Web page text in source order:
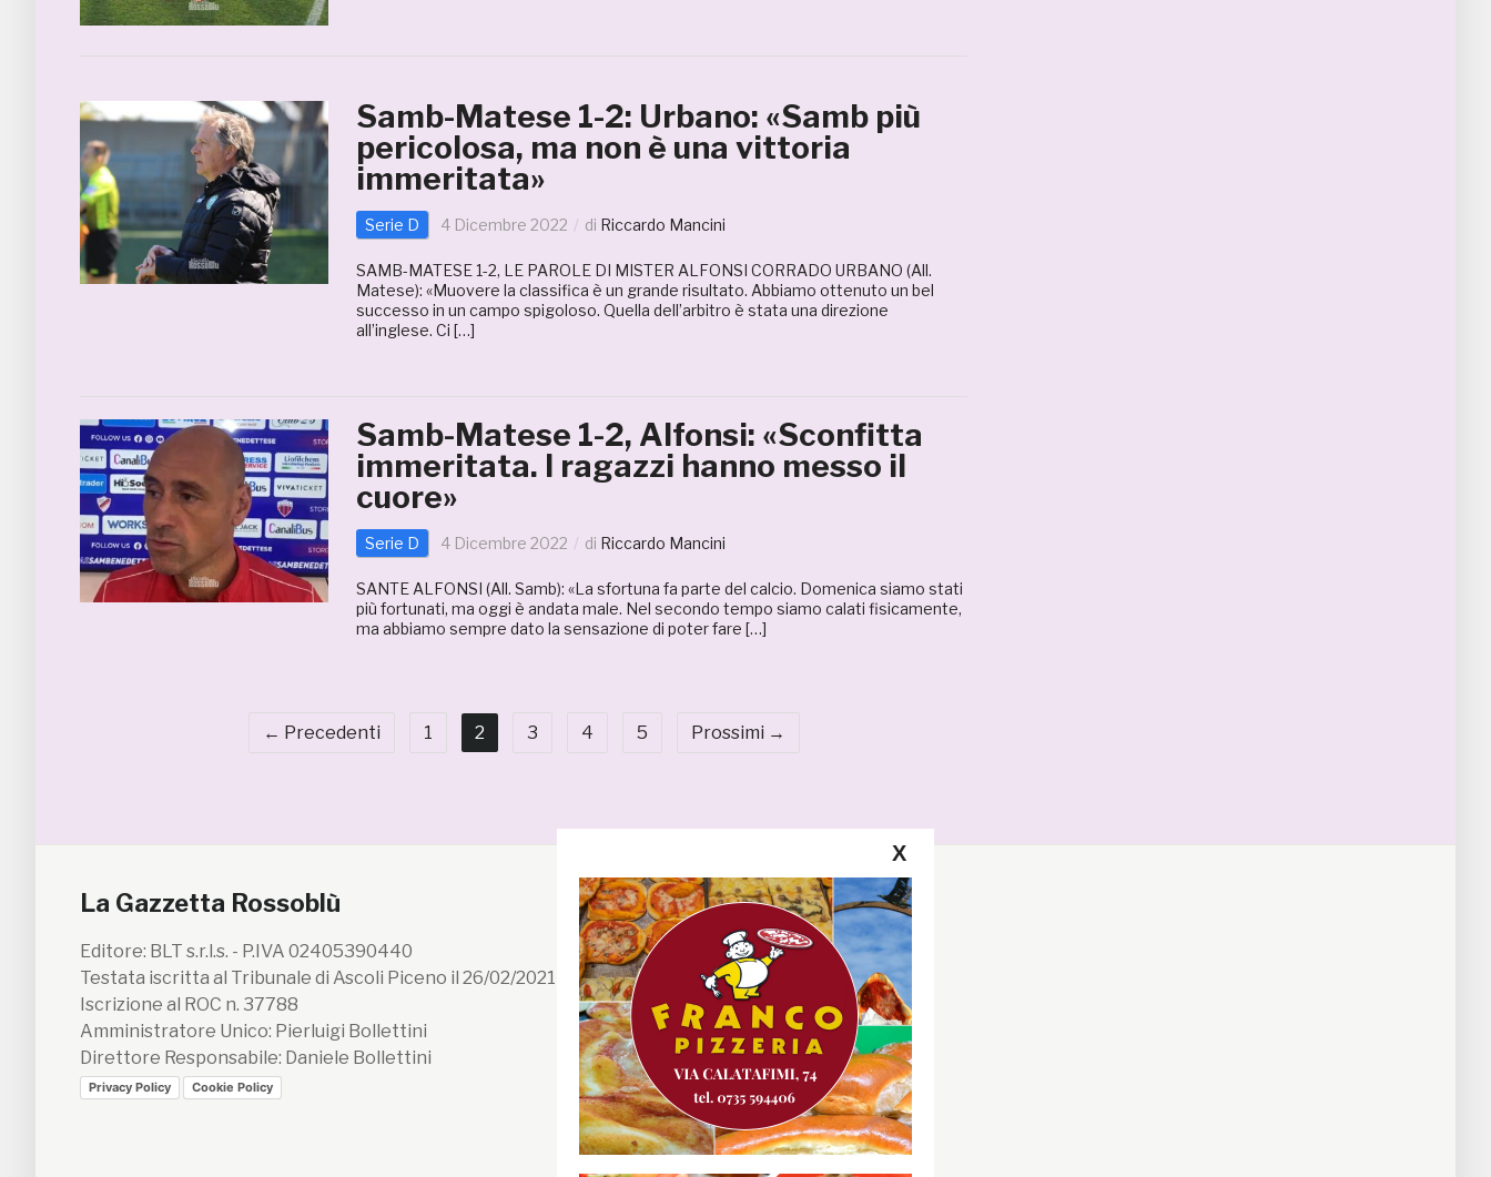
Samb-Matese 1-2: Urbano: «Samb più
pericolosa, ma non è una vittoria
immeritata»
Serie D 4 Dicembre 2022 di Riccardo Mancini
SAMB-MATESE 1-2, LE PAROLE DI MISTER ALFONSI CORRADO URBANO (All.
Matese): «Muovere la classifica è un grande risultato. Abbiamo ottenuto un bel
successo in un campo spigoloso. Quella dell’arbitro è stata una direzione
all’inglese. Ci […]
Samb-Matese 1-2, Alfonsi: «Sconfitta
immeritata. I ragazzi hanno messo il
cuore»
Serie D 4 Dicembre 2022 di Riccardo Mancini
SANTE ALFONSI (All. Samb): «La sfortuna fa parte del calcio. Domenica siamo stati
più fortunati, ma oggi è andata male. Nel secondo tempo siamo calati fisicamente,
ma abbiamo sempre dato la sensazione di poter fare […]
← Precedenti 1 2 3 4 5 Prossimi →
La Gazzetta Rossoblù
Editore: BLT s.r.l.s. - P.IVA 02405390440
Testata iscritta al Tribunale di Ascoli Piceno il 26/02/2021 n. 199/2021
Iscrizione al ROC n. 37788
Amministratore Unico: Pierluigi Bollettini
Direttore Responsabile: Daniele Bollettini
Privacy Policy Cookie Policy
Segui la GRB
Facebook
Instagram
Twitter
Youtube
X